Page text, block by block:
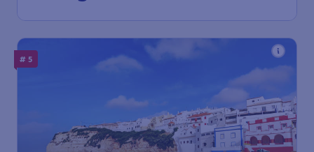
# 5